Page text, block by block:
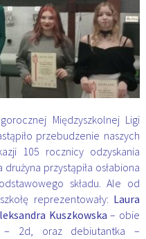
Międzyszkolnej Ligi
przebudzenie naszych
105 rocznicy odzyskania
przystąpiła osłabiona
składu. Ale od
reprezentowały: Laura
Kuszkowska – obie
– 2d, oraz debiutantka –